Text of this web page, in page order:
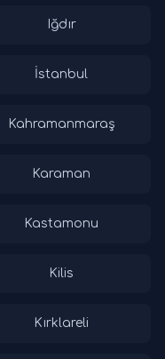
Iğdır
İstanbul
Kahramanmaraş
Karaman
Kastamonu
Kilis
Kırklareli